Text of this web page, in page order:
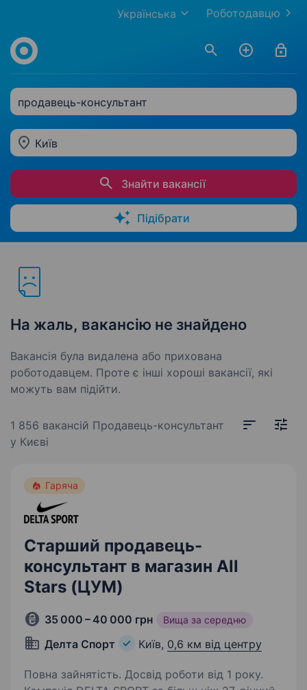
Роботодавцю
Українська
продавець-консультант
Київ
Знайти вакансії
Підібрати
На жаль, вакансію не знайдено
Вакансія була видалена або прихована
роботодавцем. Проте є інші хороші вакансії, які
можуть вам підійти.
1 856 вакансій Продавець-консультант
у Києві
Гаряча
Старший продавець-
консультант в магазин All
Stars (ЦУМ)
35 000 – 40 000 грн Вища за середню
Делта Спорт Київ, 0,6 км від центру
Повна зайнятість. Досвід роботи від 1 року.